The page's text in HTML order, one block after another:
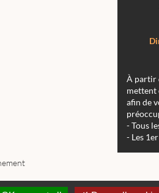
À partir
mettent
afin de
- Tous
- Les